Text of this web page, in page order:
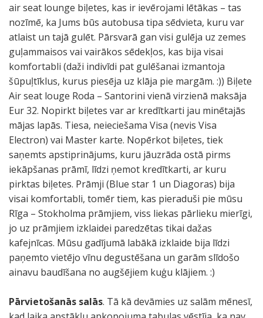
air seat lounge biļetes, kas ir ievērojami lētākas – tas
nozīmē, ka Jums būs autobusa tipa sēdvieta, kuru var
atlaist un tajā gulēt. Pārsvarā gan visi gulēja uz zemes
guļammaisos vai vairākos sēdekļos, kas bija visai
komfortabli (daži indivīdi pat gulēšanai izmantoja
šūpuļtīklus, kurus piesēja uz klāja pie margām. :)) Biļete
Air seat louge Roda – Santorini vienā virzienā maksāja
Eur 32. Nopirkt biļetes var ar kredītkarti jau minētajās
mājas lapās. Tiesa, neieciešama Visa (nevis Visa
Electron) vai Master karte. Nopērkot biļetes, tiek
saņemts apstiprinājums, kuru jāuzrāda ostā pirms
iekāpšanas prāmī, līdzi ņemot kredītkarti, ar kuru
pirktas biļetes. Prāmji (Blue star 1 un Diagoras) bija
visai komfortabli, tomēr tiem, kas pieraduši pie mūsu
Rīga – Stokholma prāmjiem, viss liekas pārlieku mierīgi,
jo uz prāmjiem izklaidei paredzētas tikai dažas
kafejnīcas. Mūsu gadījumā labākā izklaide bija līdzi
paņemto vietējo vīnu degustēšana un garām slīdošo
ainavu baudīšana no augšējiem kuģu klājiem. :)
Pārvietošanās salās. Tā kā devāmies uz salām mēnesī,